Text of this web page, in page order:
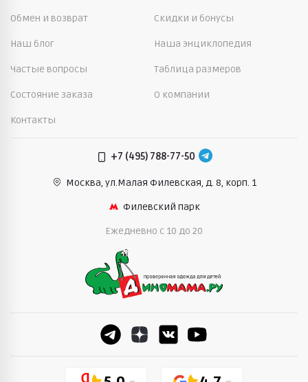
Обмен и возврат Скидки и бонусы
Наш блог Наша энциклопедия
Частые вопросы Таблица размеров
Состояние заказа О компании
Контакты
+7 (495) 788-77-50
Москва, ул.Малая Филевская, д. 8, корп. 1
Филевский парк
Ежедневно c 10 до 20